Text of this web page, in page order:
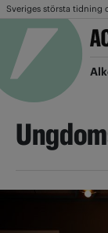
Sveriges största tidning